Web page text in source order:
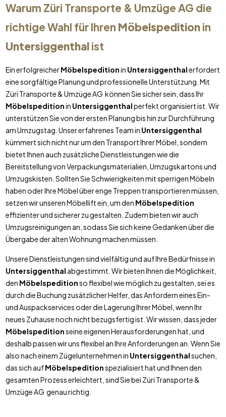
Warum Züri Transporte & Umzüge AG die
richtige Wahl für Ihren Möbelspeditionin
Untersiggenthalist
Ein erfolgreicherMöbelspeditionin Untersiggenthalerfordert
eine sorgfältige Planung und professionelle Unterstützung. Mit
Züri Transporte & Umzüge AG können Sie sicher sein, dass Ihr
Möbelspeditionin Untersiggenthalperfekt organisiert ist. Wir
unterstützen Sie von der ersten Planung bis hin zur Durchführung
am Umzugstag. Unser erfahrenes Team in Untersiggenthal
kümmert sich nicht nur um den Transport Ihrer Möbel, sondern
bietet Ihnen auch zusätzliche Dienstleistungen wie die
Bereitstellung von Verpackungsmaterialien, Umzugskartons und
Umzugskisten. Sollten Sie Schwierigkeiten mit sperrigen Möbeln
haben oder Ihre Möbel über enge Treppen transportieren müssen,
setzen wir unseren Möbellift ein, um den Möbelspedition
effizienter und sicherer zu gestalten. Zudem bieten wir auch
Umzugsreinigungen an, sodass Sie sich keine Gedanken über die
Übergabe der alten Wohnung machen müssen.
Unsere Dienstleistungen sind vielfältig und auf Ihre Bedürfnisse in
Untersiggenthal abgestimmt. Wir bieten Ihnen die Möglichkeit,
den Möbelspeditionso flexibel wie möglich zu gestalten, sei es
durch die Buchung zusätzlicher Helfer, das Anfordern eines Ein-
und Auspackservices oder die Lagerung Ihrer Möbel, wenn Ihr
neues Zuhause noch nicht bezugsfertig ist. Wir wissen, dass jeder
Möbelspeditionseine eigenen Herausforderungen hat, und
deshalb passen wir uns flexibel an Ihre Anforderungen an. Wenn Sie
also nach einem Zügelunternehmen in Untersiggenthalsuchen,
das sich aufMöbelspeditionspezialisiert hat und Ihnen den
gesamten Prozess erleichtert, sind Sie bei Züri Transporte &
Umzüge AG genau richtig.